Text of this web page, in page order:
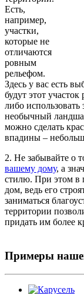
Есть,
например,
участки,
которые не
отличаются
ровным
рельефом.
Здесь у вас есть
будут этот
либо использовать
необычный
можно сделать
впадины –
2. Не забывайте о
вашему дому, а
стилю. При этом в
дом, ведь его
заниматься
территории
придать им более
Примеры